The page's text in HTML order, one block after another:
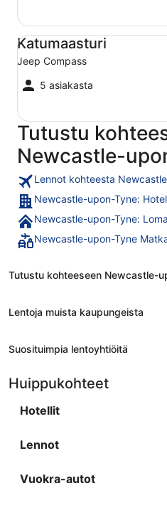
Katumaasturi
Jeep Compass
5 asiakasta
Katumaasturi Jeep Compass
Tutustu
Newcastle-
Lennot kohteesta
Newcastle-upon-Tyne:
Newcastle-upon-Tyne:
Newcastle-upon-Tyne
Tutustu kohteeseen Newcastle-
Lentoja muista kaupungeista
Suosituimpia lentoyhtiöitä
Huippukohteet
Hotellit
Lennot
Vuokra-autot